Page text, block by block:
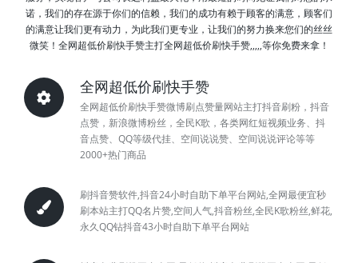
诺，我们的存在源于你们的信赖，我们的成功有赖于顾客的满意，顾客们
的满意让我们更有动力，为此我们更专业，让我们的努力换来您们的丝丝
微笑！全网超低价刷快手赞主打全网超低价刷快手赞,,,,,等你免费来拿！
全网超低价刷快手赞
全网超低价刷快手赞微博刷点赞量网站主打抖音刷粉，抖音
点赞，新浪微博粉丝，全民K歌，各类网红短视频业务、抖
音点赞、QQ等级代挂、空间说说赞、空间说说评论等等
2000+热门商品
刷抖音赞软件,抖音24小时自助下单平台网站,全网最便宜秒
刷本站主打QQ名片赞,空间人气,抖音粉丝,全民K歌粉丝,鲜花,
永久QQ钻抖音43小时自助下单平台网站